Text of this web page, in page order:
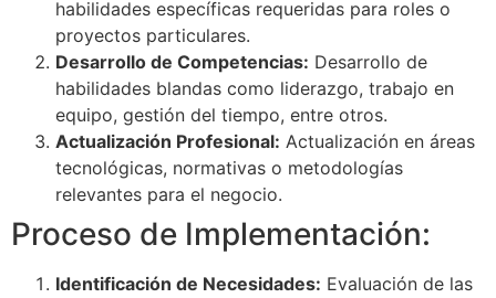
habilidades específicas requeridas para roles o
proyectos particulares.
Desarrollo de Competencias: Desarrollo de
habilidades blandas como liderazgo, trabajo en
equipo, gestión del tiempo, entre otros.
Actualización Profesional: Actualización en áreas
tecnológicas, normativas o metodologías
relevantes para el negocio.
Proceso de Implementación:
Identificación de Necesidades: Evaluación de las